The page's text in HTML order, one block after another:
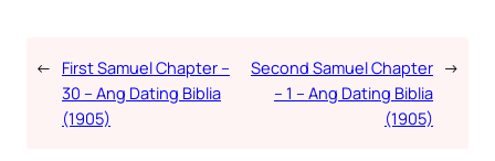
← First Samuel Chapter –
30 – Ang Dating Biblia
(1905)
Second Samuel Chapter
– 1 – Ang Dating Biblia
(1905)
→